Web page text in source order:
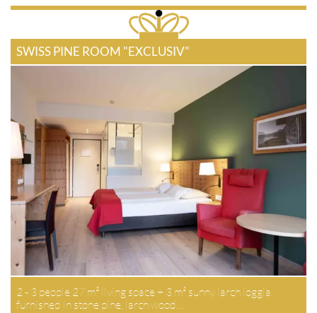
SWISS PINE ROOM "EXCLUSIV"
2 - 3 people 27 m² living space + 3 m² sunny larch loggia
furnished in stone pine, larch wood…